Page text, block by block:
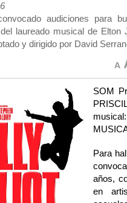
audiciones para
laureado musical de
y dirigido por David
SOM
Para
años,
en